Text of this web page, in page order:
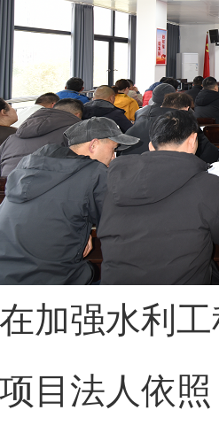
加强水利
目法人依